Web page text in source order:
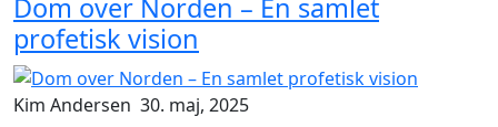
Dom over Norden – En samlet
profetisk vision
Kim Andersen 30. maj, 2025